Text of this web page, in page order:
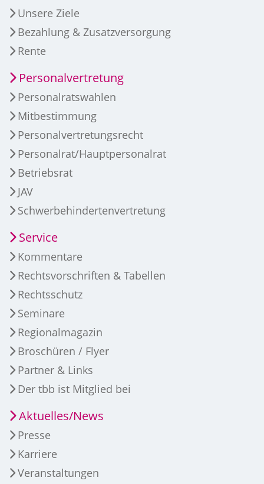
Unsere Ziele
Bezahlung & Zusatzversorgung
Rente
Personalvertretung
Personalratswahlen
Mitbestimmung
Personalvertretungsrecht
Personalrat/Hauptpersonalrat
Betriebsrat
JAV
Schwerbehindertenvertretung
Service
Kommentare
Rechtsvorschriften & Tabellen
Rechtsschutz
Seminare
Regionalmagazin
Broschüren / Flyer
Partner & Links
Der tbb ist Mitglied bei
Aktuelles/News
Presse
Karriere
Veranstaltungen